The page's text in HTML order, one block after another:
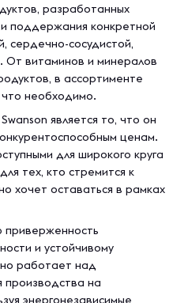
разработанных
поддержания конкретной
сердечно-сосудистой,
От витаминов и минералов
в ассортименте
необходимо.
является то, что он
ценам.
для широкого круга
тех, кто стремится к
хочет оставаться в рамках
приверженность
и устойчивому
работает над
производства на
энергонезависимые